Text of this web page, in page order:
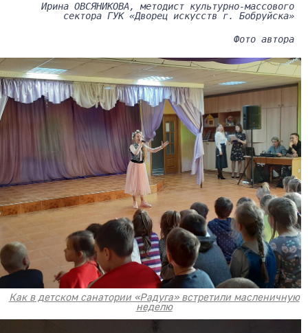
Ирина ОВСЯНИКОВА, методист культурно-массового
сектора ГУК «Дворец искусств г. Бобруйска»
Фото автора
Как в детском санатории «Радуга» встретили масленичную
неделю